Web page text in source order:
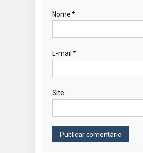
Nome *
E-mail *
Site